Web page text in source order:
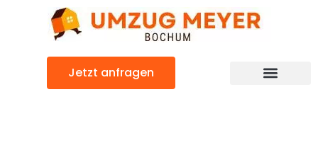
Jetzt anfragen